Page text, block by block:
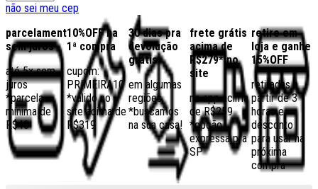
não sei meu cep
parcelamento
sem juros
até 5x sem
juros
*parcela
mínima de
R$40
10%OFF na
1ª compra
cupom:
PRIMEIRA10
*válido no
site acima de
R$319
30 dias pra
devolução
grátis
em algumas
regiões,
*buscamos
na sua casa!
frete grátis
acima de
R$279* no
site
no app acima
de R$259
*opção
expressa pra
SP
retire em
loja e ganhe
15%OFF
retiradas a
partir de 3
horas e
desconto
para usar na
próxima
compra